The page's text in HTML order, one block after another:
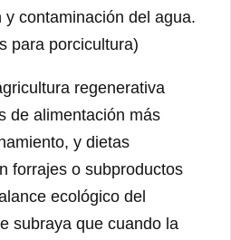
contaminación del agua.
para porcicultura)
regenerativa
de alimentación más
y dietas
forrajes o subproductos
ecológico del
subraya que cuando la